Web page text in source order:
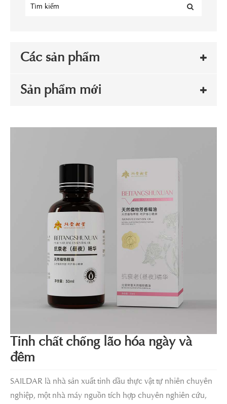
Các sản phẩm
Sản phẩm mới
Tinh chất chống lão hóa ngày và
đêm
SAILDAR là nhà sản xuất tinh dầu thực vật tự nhiên chuyên
nghiệp, một nhà máy nguồn tích hợp chuyên nghiên cứu,